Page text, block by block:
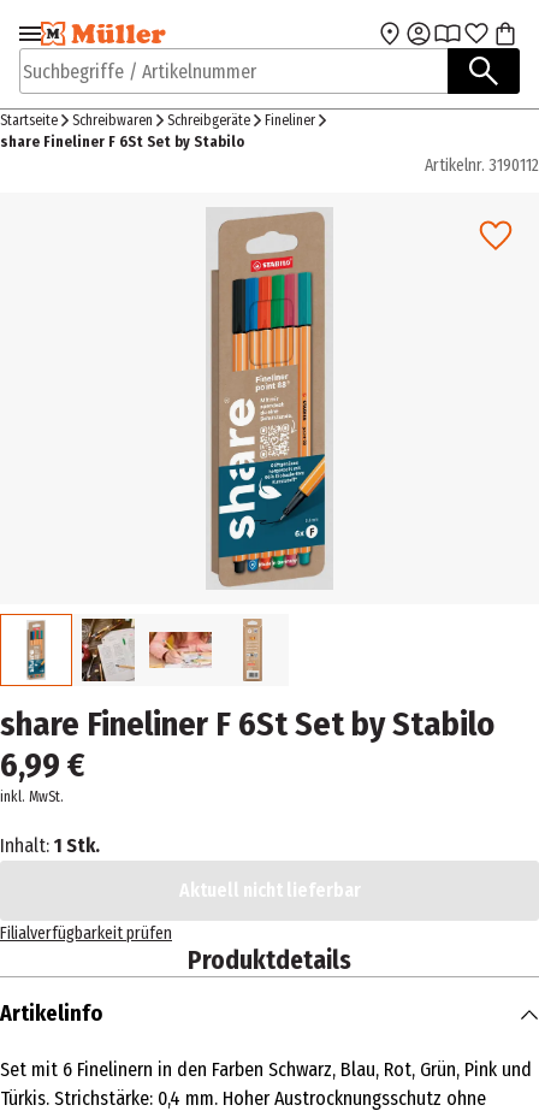
Zur Navigation
springen
Zum Hauptinhalt
Suchbegriffe / Artikelnummer
Startseite Schreibwaren Schreibgeräte
Fineliner
share Fineliner F 6St Set by Stabilo
Artikelnr. 3190112
share Fineliner F 6St Set by Stabilo
6,99 €
inkl. MwSt.
Inhalt: 1 Stk.
Aktuell nicht lieferbar
Filialverfügbarkeit prüfen
Produktdetails
Artikelinfo
Set mit 6 Finelinern in den Farben Schwarz, Blau, Rot, Grün, Pink und
Türkis. Strichstärke: 0,4 mm. Hoher Austrocknungsschutz ohne